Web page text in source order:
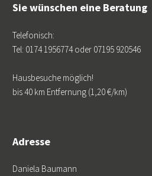
Sie wünschen eine Beratung
Telefonisch:
Tel: 0174 1956774 oder 07195 920546
Hausbesuche möglich!
bis 40 km Entfernung (1,20 €/km)
Adresse
Daniela Baumann